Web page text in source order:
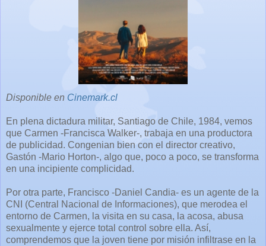
Disponible en Cinemark.cl
En plena dictadura militar, Santiago de Chile, 1984, vemos
que Carmen -Francisca Walker-, trabaja en una productora
de publicidad. Congenian bien con el director creativo,
Gastón -Mario Horton-, algo que, poco a poco, se transforma
en una incipiente complicidad.
Por otra parte, Francisco -Daniel Candia- es un agente de la
CNI (Central Nacional de Informaciones), que merodea el
entorno de Carmen, la visita en su casa, la acosa, abusa
sexualmente y ejerce total control sobre ella. Así,
comprendemos que la joven tiene por misión infiltrase en la